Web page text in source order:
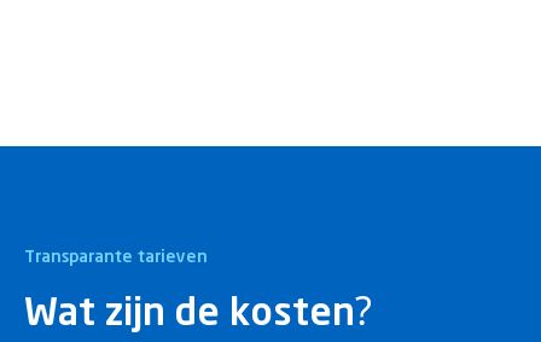
Transparante tarieven
Wat zijn de kosten?